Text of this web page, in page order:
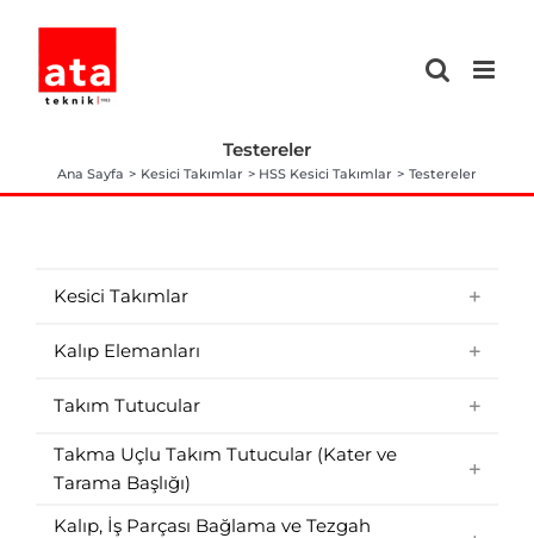
content
Testereler
Ana Sayfa Kesici Takımlar HSS Kesici Takımlar Testereler
Kesici Takımlar
Kalıp Elemanları
Takım Tutucular
Takma Uçlu Takım Tutucular (Kater ve
Tarama Başlığı)
Kalıp, İş Parçası Bağlama ve Tezgah